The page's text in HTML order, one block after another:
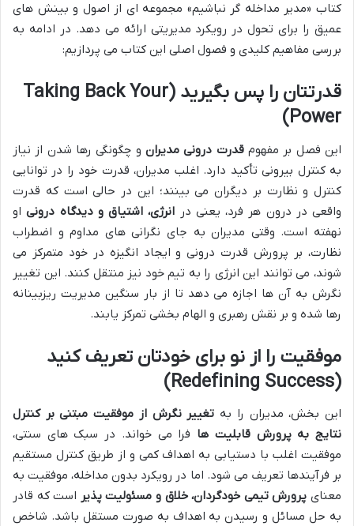
کتاب «مدیر مداخله گر نباشیم» مجموعه ای از اصول و بینش های
عمیق را برای تحول در رویکرد مدیریتی ارائه می دهد. در ادامه به
بررسی مفاهیم کلیدی و فصول اصلی این کتاب می پردازیم:
قدرتتان را پس بگیرید (Taking Back Your
Power)
این فصل بر مفهومقدرت درونی مدیران و چگونگی رها شدن از نیاز
به کنترل بیرونی تأکید دارد. اغلب مدیران، قدرت خود را در توانایی
کنترل و نظارت بر دیگران می بینند؛ این در حالی است که قدرت
واقعی در درون هر فرد، یعنی در انرژی، اشتیاق و دیدگاه درونیاو
نهفته است. وقتی مدیران به جای نگرانی های مداوم و اضطراب
نظارت، بر پرورش قدرت درونی و ایجاد انگیزه در خود متمرکز می
شوند، می توانند این انرژی را به تیم خود نیز منتقل کنند. این تغییر
نگرش به آن ها اجازه می دهد تا از بار سنگین مدیریت ریزبینانه
رها شده و بر نقش رهبری و الهام بخشی تمرکز یابند.
موفقیت را از نو برای خودتان تعریف کنید
(Redefining Success)
این بخش، مدیران را به تغییر نگرش از موفقیت مبتنی بر کنترل
نتایج به پرورش قابلیت ها فرا می خواند. در سبک های سنتی،
موفقیت اغلب با دستیابی به اهداف کمی و از طریق کنترل مستقیم
بر فرآیندها تعریف می شود. اما در رویکرد بدون مداخله، موفقیت به
معنای پرورش تیمی خودگردان، خلاق و مسئولیت پذیر است که قادر
به حل مسائل و رسیدن به اهداف به صورت مستقل باشد. شاخص